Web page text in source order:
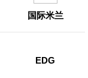
国际米兰
EDG